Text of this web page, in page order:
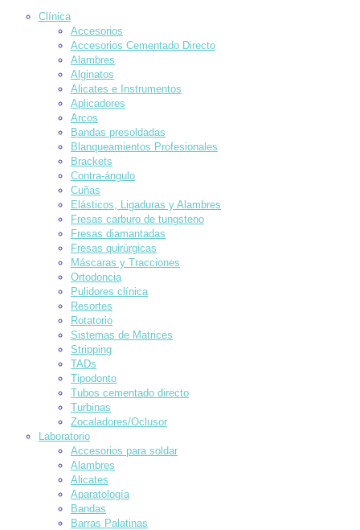
Clínica
Accesorios
Accesorios Cementado Directo
Alambres
Alginatos
Alicates e Instrumentos
Aplicadores
Arcos
Bandas presoldadas
Blanqueamientos Profesionales
Brackets
Contra-ángulo
Cuñas
Elásticos, Ligaduras y Alambres
Fresas carburo de tungsteno
Fresas diamantadas
Fresas quirúrgicas
Máscaras y Tracciones
Ortodoncia
Pulidores clínica
Resortes
Rotatorio
Sistemas de Matrices
Stripping
TADs
Tipodonto
Tubos cementado directo
Turbinas
Zocaladores/Oclusor
Laboratorio
Accesorios para soldar
Alambres
Alicates
Aparatología
Bandas
Barras Palatinas